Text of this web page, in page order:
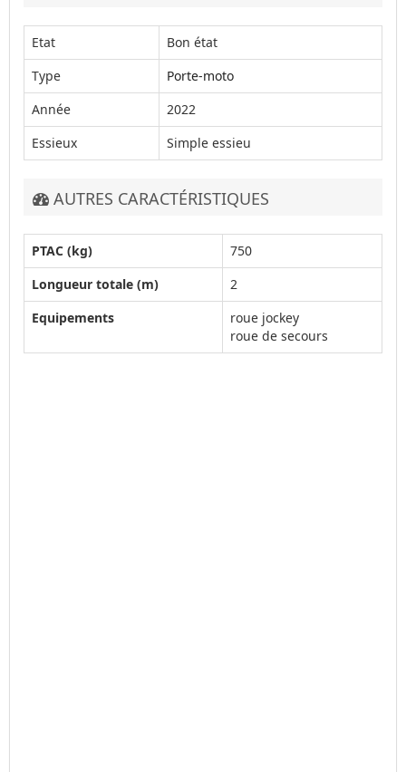
Etat
Bon état
Type
Porte-moto
Année
2022
Essieux
Simple essieu
AUTRES CARACTÉRISTIQUES
PTAC (kg)
750
Longueur totale (m)
2
Equipements
roue jockey
roue de secours